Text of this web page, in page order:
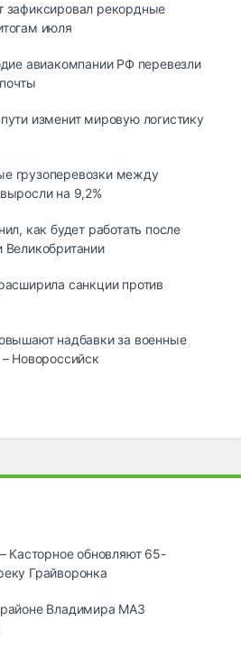
зафиксировал рекордные
июля
авиакомпании РФ перевезли
изменит мировую логистику
грузоперевозки между
на 9,2%
как будет работать после
Великобритании
санкции против
надбавки за военные
Новороссийск
Касторное обновляют 65-
Грайворонка
Владимира МАЗ